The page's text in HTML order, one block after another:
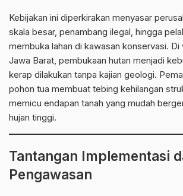
Kebijakan ini diperkirakan menyasar
skala besar, penambang ilegal, hingga
membuka lahan di kawasan konservasi. Di
Jawa Barat, pembukaan hutan menjadi
kerap dilakukan tanpa kajian geologi.
pohon tua membuat tebing kehilangan
memicu endapan tanah yang mudah
hujan tinggi.
Tantangan Implementasi
Pengawasan